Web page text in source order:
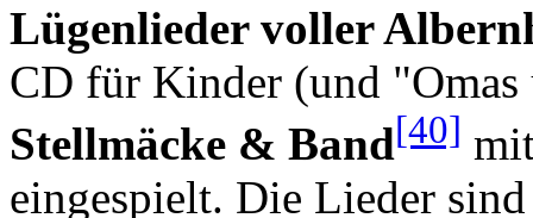
Lügenlieder voller
CD für Kinder (und "Omas
Stellmäcke & Band[40]
eingespielt. Die Lieder